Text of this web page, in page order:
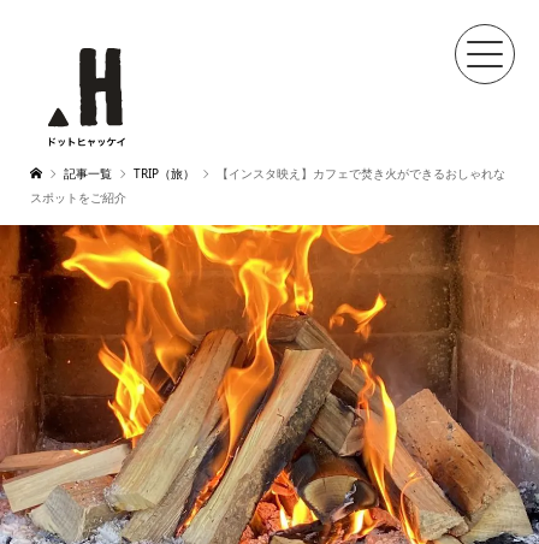
記事一覧 TRIP（旅）
【インスタ映え】カフェで焚き火ができるおしゃれな
スポットをご紹介